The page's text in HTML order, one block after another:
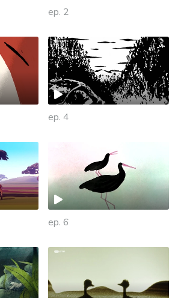
ep. 2
ep. 4
ep. 6